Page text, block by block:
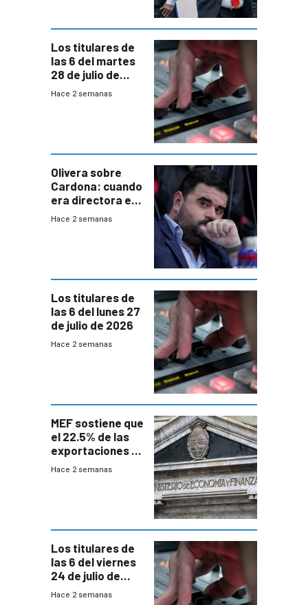
Los titulares de
las 6 del martes
28 de julio de
2026
Hace 2 semanas
Olivera sobre
Cardona: cuando
era directora en
UTE “no era muy
Hace 2 semanas
Los titulares de
las 6 del lunes 27
de julio de 2026
Hace 2 semanas
MEF sostiene que
el 22.5% de las
exportaciones a
EE.UU se verán
Hace 2 semanas
Los titulares de
las 6 del viernes
24 de julio de
2026
Hace 2 semanas